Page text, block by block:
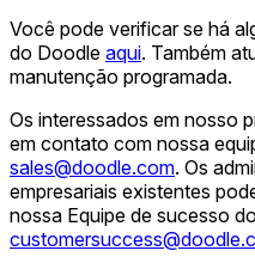
Você pode verificar se há
do Doodle aqui. Também
manutenção programada.
Os interessados em nosso
em contato com nossa
sales@doodle.com. Os
empresariais existentes
nossa Equipe de sucesso